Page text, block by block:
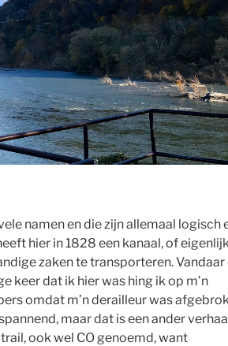
namen en die zijn allemaal logisch
hier in 1828 een kanaal, of
zaken te transporteren. Vandaar
keer dat ik hier was hing ik op m’n
omdat m’n derailleur was
maar dat is een ander
ook wel CO genoemd, want